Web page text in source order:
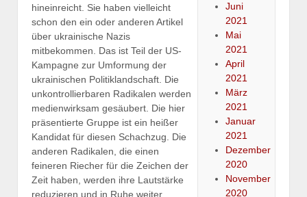
hineinreicht. Sie haben vielleicht
schon den ein oder anderen Artikel
über ukrainische Nazis
mitbekommen. Das ist Teil der US-
Kampagne zur Umformung der
ukrainischen Politiklandschaft. Die
unkontrollierbaren Radikalen werden
medienwirksam gesäubert. Die hier
präsentierte Gruppe ist ein heißer
Kandidat für diesen Schachzug. Die
anderen Radikalen, die einen
feineren Riecher für die Zeichen der
Zeit haben, werden ihre Lautstärke
reduzieren und in Ruhe weiter
Juni
2021
Mai
2021
April
2021
März
2021
Januar
2021
Dezember
2020
November
2020